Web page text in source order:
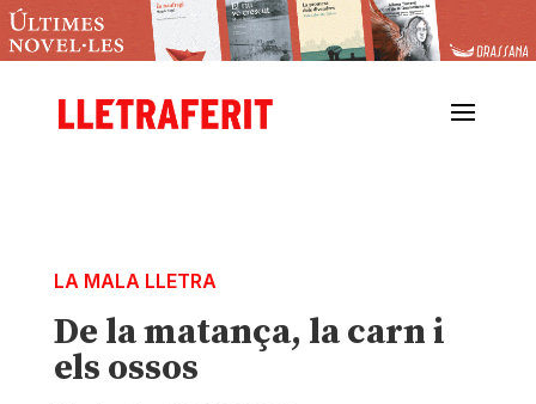
LA MALA LLETRA
De la matança, la carn i
els ossos